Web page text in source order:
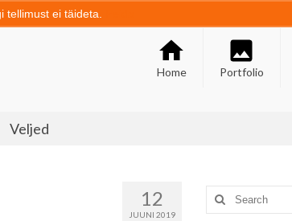
Home Portfolio
Veljed
12
JUUNI 2019
Search
for:
ei täideta.